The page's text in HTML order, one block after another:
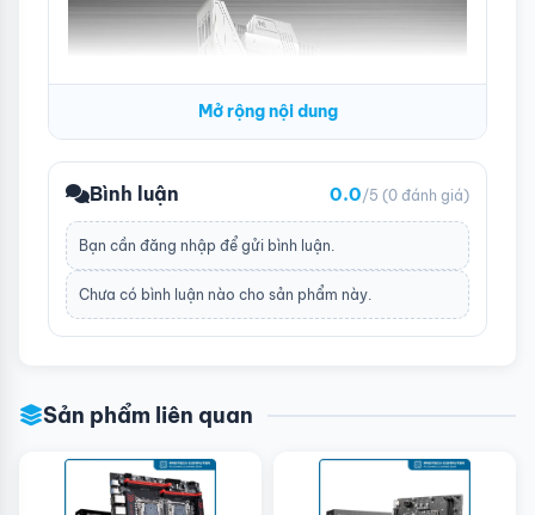
1x 4-pin water-pump fan connector
2x 4-pin system fan connectors
1x Front panel audio connector
1x Clear CMOS jumper
1x TPM module connector
1x TBT connector (supports RTD3)
LAN 1x Realtek® 8125BG 2.5G LAN
Wireless Intel® Wi-Fi 6 module
mATX
cản trở công việc như vậy MSI MAG B660M đã đưa giải
pháp bảo vệ nhiệt tốt nhất, duy trì hiệu suất tối đa để
SSD hoạt động trong mọi điều kiện.
Mở rộng nội dung
Bình luận 0.0/5 (0 đánh giá)
Bạn cần đăng nhập để gửi bình luận.
Chưa có bình luận nào cho sản phẩm này.
Sản phẩm liên quan